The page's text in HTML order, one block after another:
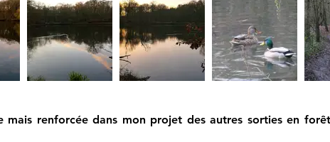
renforcée dans mon projet des autres sorties en